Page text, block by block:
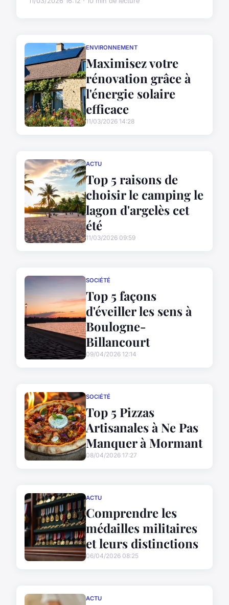
ENVIRONNEMENT
Maximisez votre
rénovation grâce à
l'énergie solaire
efficace
11/03/2026 14:28
ACTU
Top 5 raisons de
choisir le camping le
lagon d'argelès cet
été
11/03/2026 09:59
SOCIÉTÉ
Top 5 façons
d'éveiller les sens à
Boulogne-
Billancourt
09/04/2026 12:14
SOCIÉTÉ
Top 5 Pizzas
Artisanales à Ne Pas
Manquer à Mormant
08/04/2026 17:27
ACTU
Comprendre les
médailles militaires
et leurs distinctions
06/04/2026 08:25
ACTU